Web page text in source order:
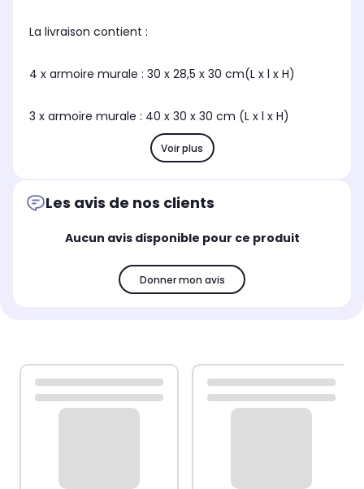
La livraison contient :
4 x armoire murale : 30 x 28,5 x 30 cm(L x l x H)
3 x armoire murale : 40 x 30 x 30 cm (L x l x H)
Voir plus
Les avis de nos clients
Aucun avis disponible pour ce produit
Donner mon avis